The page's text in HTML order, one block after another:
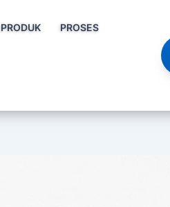
PRODUK PROSES